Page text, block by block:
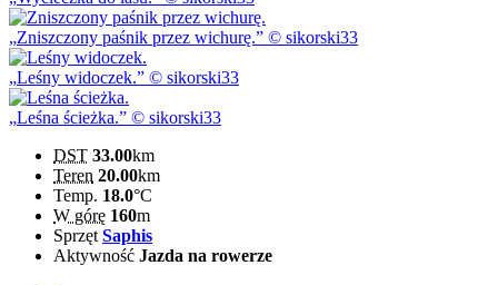
Zniszczony paśnik przez wichurę. © sikorski33
Leśny widoczek. © sikorski33
Leśna ścieżka.
© sikorski33
DST 33.00km
Teren 20.00km
Temp. 18.0°C
W górę 160m
Sprzęt Saphis
Aktywność Jazda na rowerze